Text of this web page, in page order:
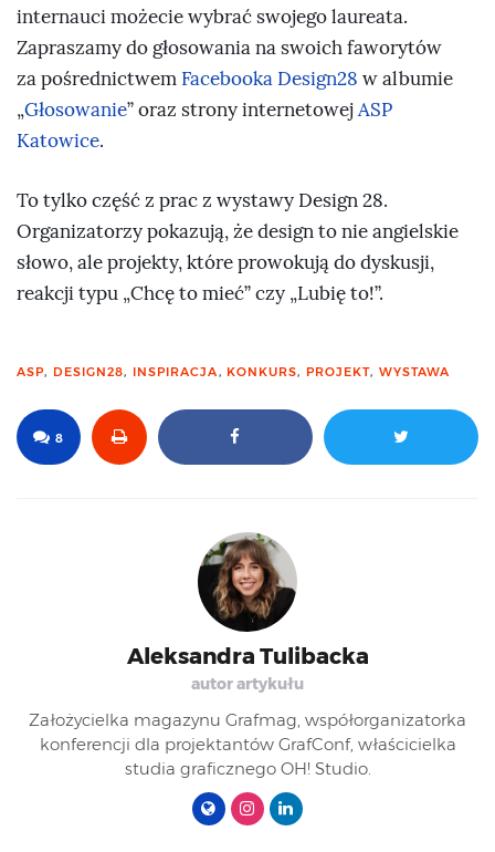
internauci możecie wybrać swojego laureata.
Zapraszamy do głosowania na swoich faworytów
za pośrednictwem Facebooka Design28 w albumie
Głosowanie oraz strony internetowejASP
Katowice.
To tylko część z prac z wystawy Design 28.
Organizatorzy pokazują, że design to nie angielskie
słowo, ale projekty, które prowokują do dyskusji,
reakcji typu Chcę to mieć czy Lubię to! .
ASP, DESIGN28, INSPIRACJA, KONKURS, PROJEKT, WYSTAWA
8
Aleksandra Tulibacka
autor artykułu
Założycielka magazynu Grafmag, współorganizatorka
konferencji dla projektantów GrafConf, właścicielka
studia graficznego OH! Studio.